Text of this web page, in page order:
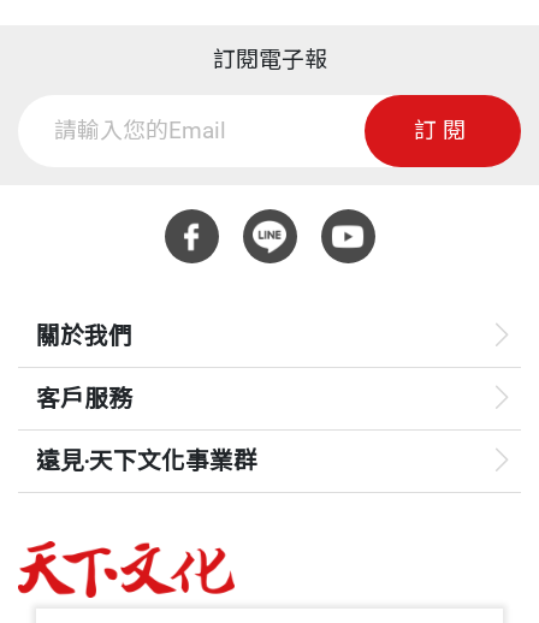
訂閱電子報
訂閱
關於我們
客戶服務
遠見‧天下文化事業群
哈佛商業評論